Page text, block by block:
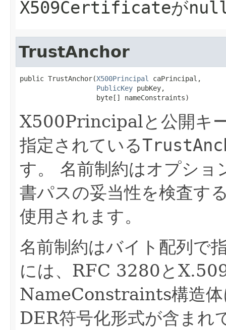
X509Certificateが
TrustAnchor
public TrustAnchor(X500Principal
caPrincipal,
PublicKey pubKey,
                   byte[] nameConstraints)
X500Principalと公開キ
指定されている
す。
名前制約はオプシ
書パスの妥当性を検査す
使用されます。
名前制約はバイト配列で
には、RFC 3280と
NameConstraints構造体
DER符号化形式が含まれ